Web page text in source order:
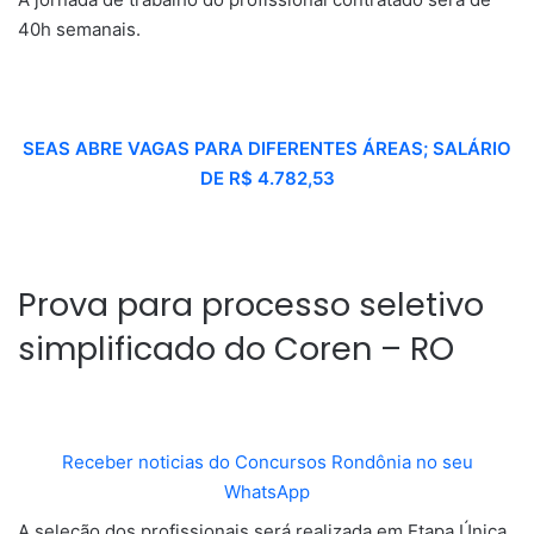
40h semanais.
SEAS ABRE VAGAS PARA DIFERENTES ÁREAS; SALÁRIO
DE R$ 4.782,53
Prova para processo seletivo
simplificado do Coren – RO
Receber noticias do Concursos Rondônia no seu
WhatsApp